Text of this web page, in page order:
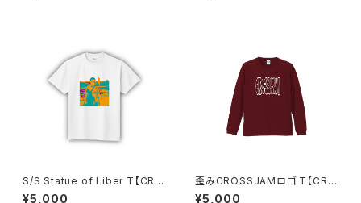
S/S Statue of Liber T【CRO
SSJAM】
¥5,000
歪みCROSSJAMロゴ T【CRO
SSJAM】
¥5,000